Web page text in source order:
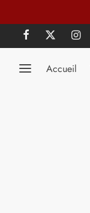
Accueil